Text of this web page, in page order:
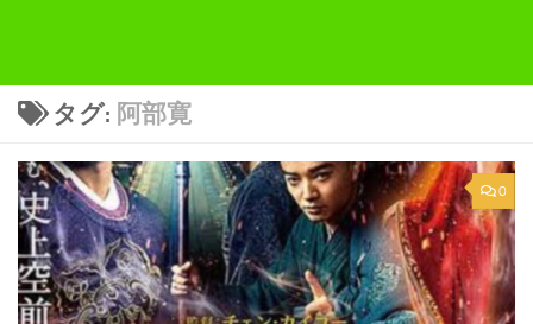
タグ: 阿部寛
0